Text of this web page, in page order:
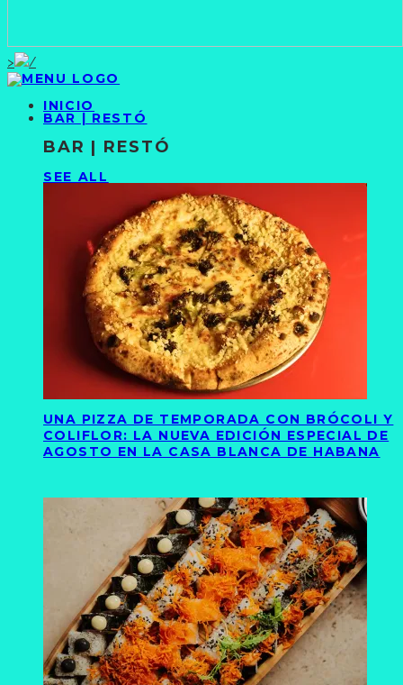
>
INICIO
BAR | RESTÓ
BAR | RESTÓ
SEE ALL
UNA PIZZA DE TEMPORADA CON BRÓCOLI Y
COLIFLOR: LA NUEVA EDICIÓN ESPECIAL DE
AGOSTO EN LA CASA BLANCA DE HABANA